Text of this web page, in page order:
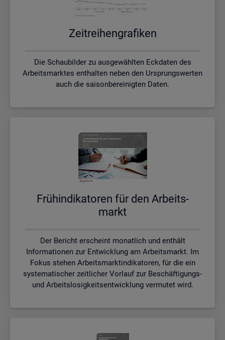
Zeit­rei­hen­gra­fi­ken
Die Schaubilder zu ausgewählten Eckdaten des
Arbeitsmarktes enthalten neben den Ursprungswerten
auch die saisonbereinigten Daten.
Früh­in­di­ka­to­ren für den Ar­beits­
markt
Der Bericht erscheint monatlich und enthält
Informationen zur Entwicklung am Arbeitsmarkt. Im
Fokus stehen Arbeitsmarktindikatoren, für die ein
systematischer zeitlicher Vorlauf zur Beschäftigungs-
und Arbeitslosigkeitsentwicklung vermutet wird.